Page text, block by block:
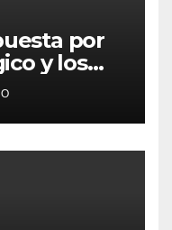
por
y los
ganar en